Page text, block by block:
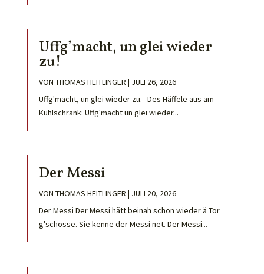
Uffg’macht, un glei wieder
zu!
VON THOMAS HEITLINGER | JULI 26, 2026
Uffg'macht, un glei wieder zu. Des Häffele aus am
Kühlschrank: Uffg'macht un glei wieder...
Der Messi
VON THOMAS HEITLINGER | JULI 20, 2026
Der Messi Der Messi hätt beinah schon wieder ä Tor
g'schosse. Sie kenne der Messi net. Der Messi...